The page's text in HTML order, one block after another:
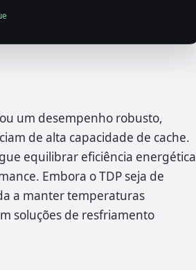
um desempenho robusto,
de alta capacidade de cache.
equilibrar eficiência energética
Embora o TDP seja de
a manter temperaturas
soluções de resfriamento